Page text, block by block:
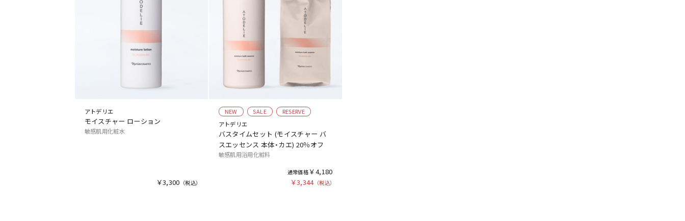
アトデリエ
モイスチャー ローション
敏感肌用化粧水
￥3,300
NEW SALE
RESERVE
アトデリエ
バスタイムセット (モイスチャー バ
スエッセンス 本体・カエ) 20％オフ
敏感肌用浴用化粧料
￥4,180
￥3,344